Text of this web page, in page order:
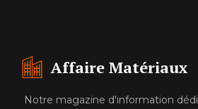
Affaire Matériaux
Notre magazine d'information